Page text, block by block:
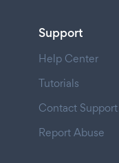
Support
Help Center
Tutorials
Contact Support
Report Abuse